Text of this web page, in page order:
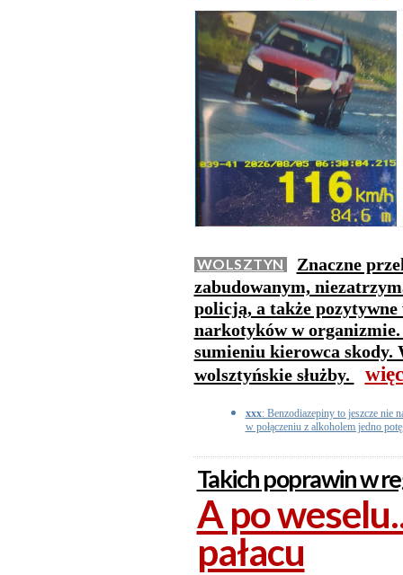
WOLSZTYN
Znaczne
zabudowanym,
policją, a także
narkotyków w
sumieniu kierowca skody.
wolsztyńskie służby.
xxx: Benzodiazepiny to jeszcze nie
w połączeniu z alkoholem jedno
Takich poprawin w
A po
pałacu